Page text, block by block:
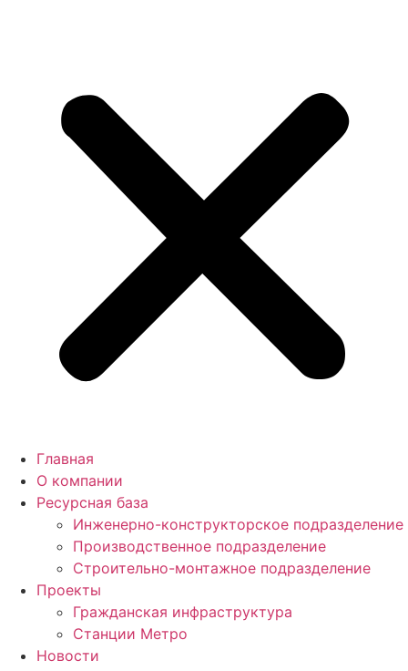
Главная
О компании
Ресурсная база
Инженерно-конструкторское подразделение
Производственное подразделение
Строительно-монтажное подразделение
Проекты
Гражданская инфраструктура
Станции Метро
Новости